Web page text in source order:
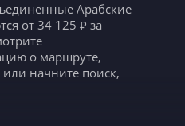
Арабские
от 34 125 ₽ за
о маршруте,
начните поиск,